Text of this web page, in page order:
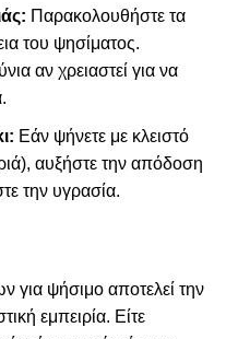
Παρακολουθήστε τα
του ψησίματος.
αν χρειαστεί για να
Εάν ψήνετε με κλειστό
αυξήστε την απόδοση
την υγρασία.
για ψήσιμο αποτελεί την
εμπειρία. Είτε